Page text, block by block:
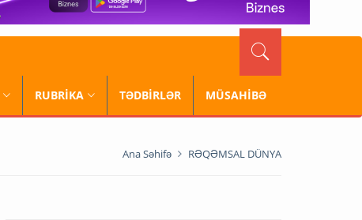
RUBRİKA TƏDBİRLƏR MÜSAHİBƏ
Ana Səhifə RƏQƏMSAL DÜNYA